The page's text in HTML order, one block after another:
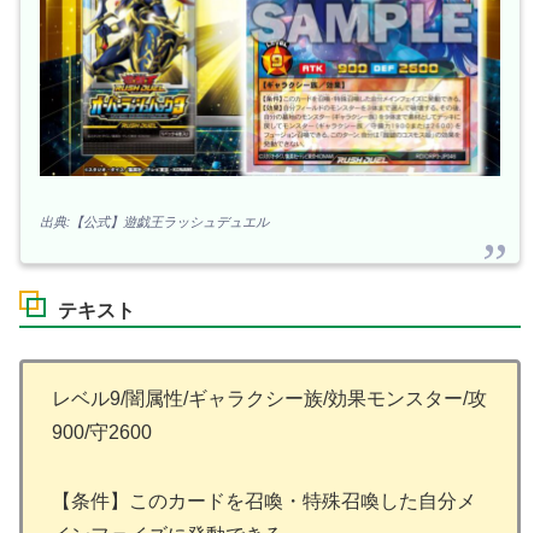
出典:【公式】遊戯王ラッシュデュエル
テキスト
レベル9/闇属性/ギャラクシー族/効果モンスター/攻
900/守2600
【条件】このカードを召喚・特殊召喚した自分メ